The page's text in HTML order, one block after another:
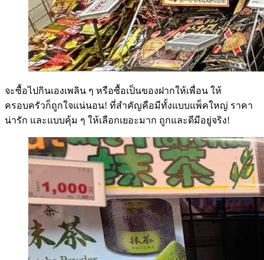
จะซื้อไปกินเองเพลิน ๆ หรือซื้อเป็นของฝากให้เพื่อน ให้
ครอบครัวก็ถูกใจแน่นอน! ที่สำคัญคือมีทั้งแบบแพ็คใหญ่ ราคา
น่ารัก และแบบคุ้ม ๆ ให้เลือกเยอะมาก ถูกและดีมีอยู่จริง!